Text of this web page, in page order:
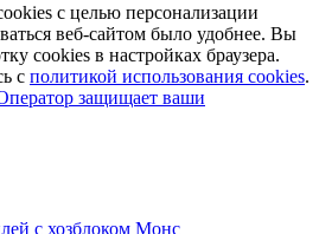
с целью персонализации
веб-сайтом было удобнее. Вы
сookies в настройках браузера.
с политикой использования cookies.
защищает ваши
с хозблоком Монс